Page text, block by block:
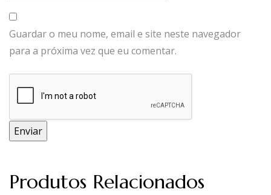
Guardar o meu nome, email e site neste navegador
para a próxima vez que eu comentar.
Produtos Relacionados